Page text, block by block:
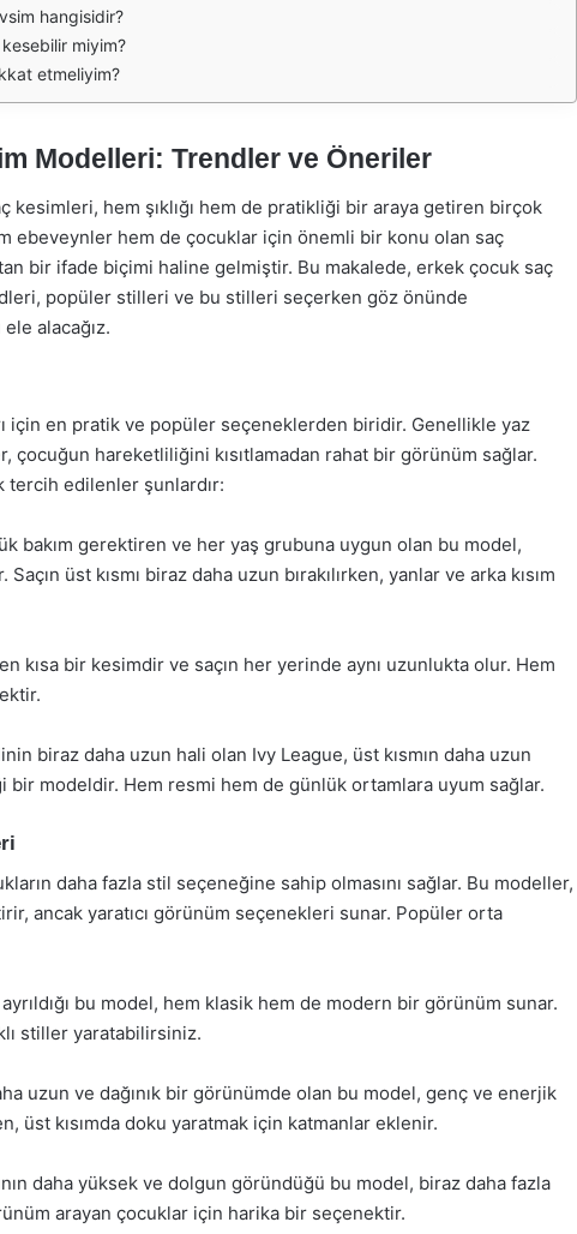
hangisidir?
miyim?
etmeliyim?
Modelleri: Trendler ve Öneriler
kesimleri, hem şıklığı hem de pratikliği bir araya getiren birçok
ebeveynler hem de çocuklar için önemli bir konu olan saç
bir ifade biçimi haline gelmiştir. Bu makalede, erkek çocuk saç
popüler stilleri ve bu stilleri seçerken göz önünde
alacağız.
için en pratik ve popüler seçeneklerden biridir. Genellikle yaz
çocuğun hareketliliğini kısıtlamadan rahat bir görünüm sağlar.
tercih edilenler şunlardır:
bakım gerektiren ve her yaş grubuna uygun olan bu model,
üst kısmı biraz daha uzun bırakılırken, yanlar ve arka kısım
kısa bir kesimdir ve saçın her yerinde aynı uzunlukta olur. Hem
biraz daha uzun hali olan Ivy League, üst kısmın daha uzun
bir modeldir. Hem resmi hem de günlük ortamlara uyum sağlar.
daha fazla stil seçeneğine sahip olmasını sağlar. Bu modeller,
ancak yaratıcı görünüm seçenekleri sunar. Popüler orta
bu model, hem klasik hem de modern bir görünüm sunar.
stiller yaratabilirsiniz.
uzun ve dağınık bir görünümde olan bu model, genç ve enerjik
üst kısımda doku yaratmak için katmanlar eklenir.
daha yüksek ve dolgun göründüğü bu model, biraz daha fazla
arayan çocuklar için harika bir seçenektir.